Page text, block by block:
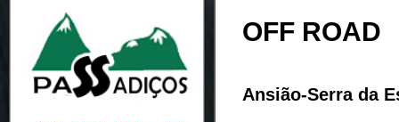
OFF ROAD
Ansião-Serra da